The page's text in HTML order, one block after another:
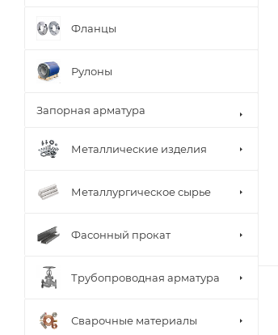
Фланцы
Рулоны
Запорная арматура
Металлические изделия
Металлургическое сырье
Фасонный прокат
Трубопроводная арматура
Сварочные материалы